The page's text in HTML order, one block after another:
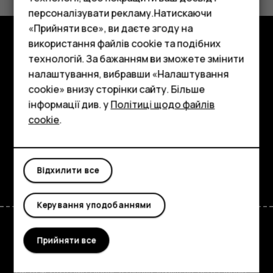
Смартфони
Фічерфони
Аксесуари
Планшети
Так Ні
Огляд
Детальніше
Planet and people
FacebookInstagram
TiktokYoutube
Ukraine
персоналізувати рекламу.Натискаючи
«Прийняти все», ви даєте згоду на
використання файлів cookie та подібних
технологій. За бажанням ви зможете змінити
налаштування, вибравши «Налаштування
cookie» внизу сторінки сайту. Більше
інформації див. уПолітиці щодо файлів
cookie.
Відхилити все
Керування уподобаннями
Прийняти все